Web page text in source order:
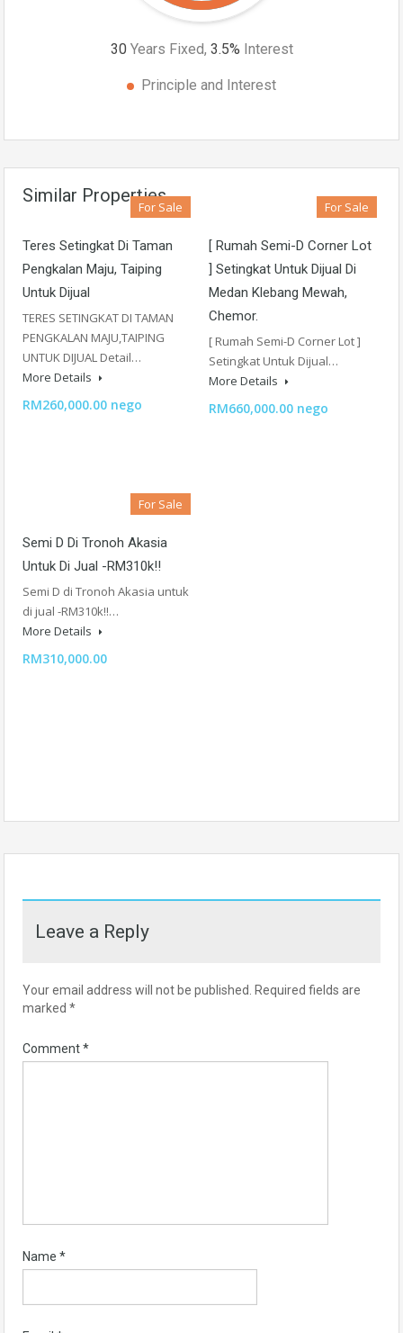
30 Years Fixed, 3.5% Interest
Principle and Interest
Similar Properties
For Sale
Teres Setingkat Di Taman
Pengkalan Maju, Taiping
Untuk Dijual
TERES SETINGKAT DI TAMAN
PENGKALAN MAJU,TAIPING
UNTUK DIJUAL Detail…
More Details
RM260,000.00 nego
For Sale
[ Rumah Semi-D Corner Lot
] Setingkat Untuk Dijual Di
Medan Klebang Mewah,
Chemor.
[ Rumah Semi-D Corner Lot ]
Setingkat Untuk Dijual…
More Details
RM660,000.00 nego
For Sale
Semi D Di Tronoh Akasia
Untuk Di Jual -RM310k!!
Semi D di Tronoh Akasia untuk
di jual -RM310k!!…
More Details
RM310,000.00
Leave a Reply
Your email address will not be published. Required fields are
marked *
Comment*
Name *